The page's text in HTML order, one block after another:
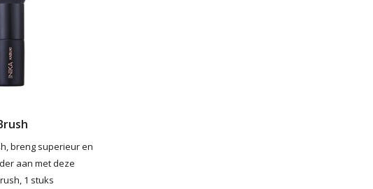
breng superieur en
aan met deze
1 stuks